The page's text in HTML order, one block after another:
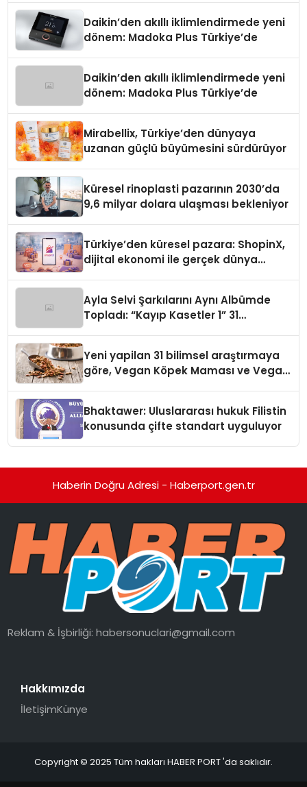
Daikin’den akıllı iklimlendirmede yeni
dönem: Madoka Plus Türkiye’de
Daikin’den akıllı iklimlendirmede yeni
dönem: Madoka Plus Türkiye’de
Mirabellix, Türkiye’den dünyaya
uzanan güçlü büyümesini sürdürüyor
Küresel rinoplasti pazarının 2030’da
9,6 milyar dolara ulaşması bekleniyor
Türkiye’den küresel pazara: ShopinX,
dijital ekonomi ile gerçek dünya
Ayla Selvi Şarkılarını Aynı Albümde
Topladı: “Kayıp Kasetler 1” 31
Yeni yapilan 31 bilimsel araştırmaya
göre, Vegan Köpek Maması ve Vegan
Bhaktawer: Uluslararası hukuk Filistin
konusunda çifte standart uyguluyor
Haberin Doğru Adresi - Haberport.gen.tr
Reklam & İşbirliği:habersonuclari@gmail.com
Hakkımızda
İletişimKünye
Copyright © 2025 Tüm hakları HABER PORT 'da saklıdır.